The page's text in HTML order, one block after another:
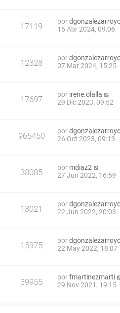
17119 por
16 Abr 2024, 09:06
12328 por
07 Mar 2024, 15:25
17697 por irene.olalla
29 Dic 2023, 09:52
965450 por
26 Oct 2023, 09:13
38085 por mdiaz2
27 Jun 2022, 16:59
13021 por
22 Jun 2022, 20:03
15975 por
22 May 2022, 18:07
39955 porfmartinezmarti
29 Nov 2021, 19:15